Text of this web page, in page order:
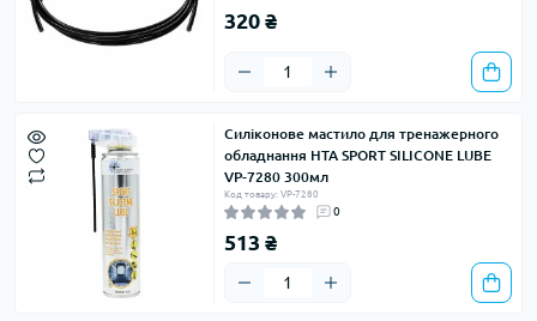
320 ₴
Силіконове мастило для тренажерного
обладнання HTA SPORT SILICONE LUBE
VP-7280 300мл
Код товару: VP-7280
0
513 ₴